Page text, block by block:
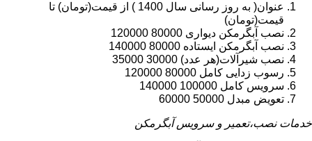
عنوان( به روز رسانی سال 1400 ) از قیمت(تومان) تا
قیمت(تومان)
نصب آبگرمکن دیواری 80000 120000
نصب آبگرمکن ایستاده 80000 140000
نصب شیرآلات(هر عدد) 30000 35000
رسوب زدایی کامل 80000 120000
سرویس کامل 100000 140000
تعویض مبدل 50000 60000
خدمات نصب،تعمیر و سرویس آبگرمکن